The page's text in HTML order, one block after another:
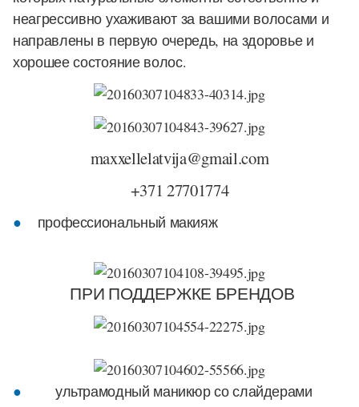
неагрессивно ухаживают за вашими волосами и
направлены в первую очередь, на здоровье и
хорошее состояние волос.
maxxellelatvija@gmail.com
+371 27701774
профессиональный макияж
ПРИ ПОДДЕРЖКЕ БРЕНДОВ
ультрамодный маникюр сослайдерами